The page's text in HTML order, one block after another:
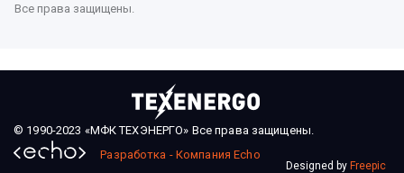
Все права защищены.
© 1990-2023 «МФК ТЕХЭНЕРГО» Все права защищены.
Разработка - Компания Echo
Designed by Freepic